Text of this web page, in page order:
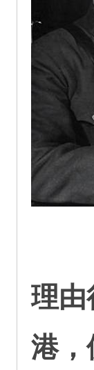
理由
港，